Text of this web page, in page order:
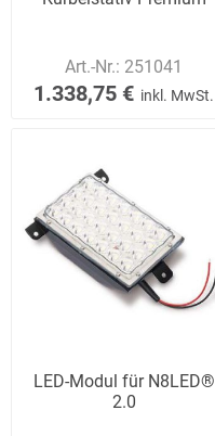
Art.-Nr.: 251041
1.338,75 € inkl. MwSt.
LED-Modul für N8LED®
2.0